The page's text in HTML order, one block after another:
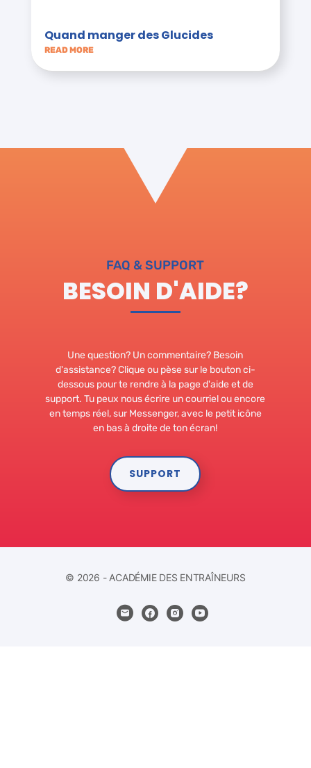
Quand manger des Glucides
READ MORE
FAQ & SUPPORT
BESOIN D'AIDE?
Une question? Un commentaire? Besoin
d'assistance? Clique ou pèse sur le bouton ci-
dessous pour te rendre à la page d'aide et de
support. Tu peux nous écrire un courriel ou encore
en temps réel, sur Messenger, avec le petit icône
en bas à droite de ton écran!
SUPPORT
© 2026 - ACADÉMIE DES ENTRAÎNEURS